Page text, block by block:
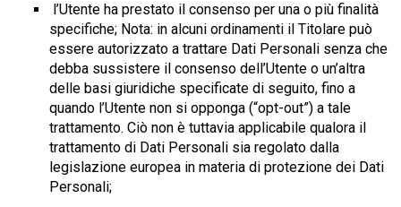
l’Utente ha prestato il consenso per una o più finalità
specifiche; Nota: in alcuni ordinamenti il Titolare può
essere autorizzato a trattare Dati Personali senza che
debba sussistere il consenso dell’Utente o un’altra
delle basi giuridiche specificate di seguito, fino a
quando l’Utente non si opponga (“opt-out”) a tale
trattamento. Ciò non è tuttavia applicabile qualora il
trattamento di Dati Personali sia regolato dalla
legislazione europea in materia di protezione dei Dati
Personali;